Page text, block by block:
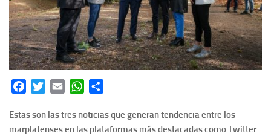
FacebookTwitterEmail WhatsApp
Estas son las tres noticias que generan tendencia entre los
marplatenses en las plataformas más destacadas como Twitter